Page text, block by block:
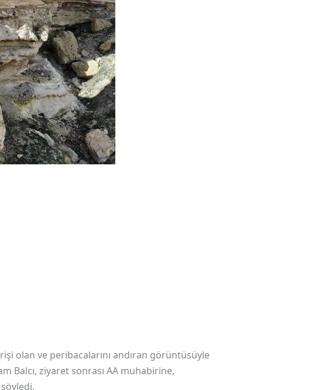
olan ve peribacalarını andıran görüntüsüyle
Balcı, ziyaret sonrası AA muhabirine,